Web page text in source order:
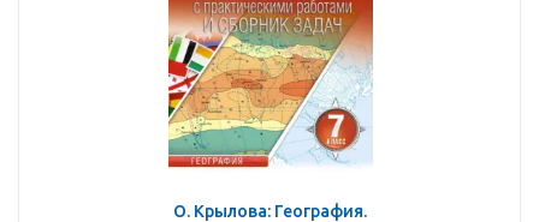
О. Крылова: География.